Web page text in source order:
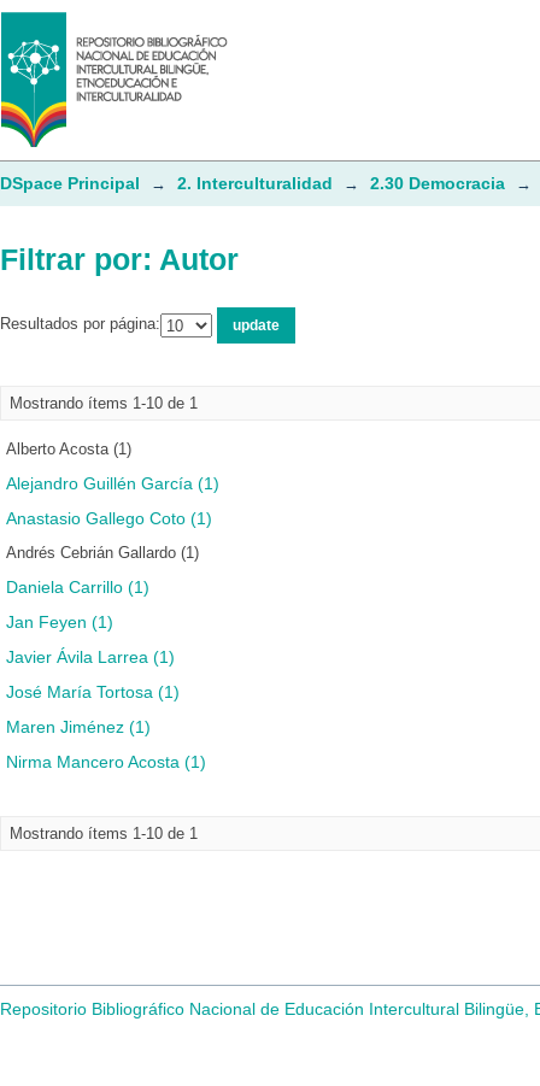
Filtrar por: Autor
DSpace Principal → 2. Interculturalidad → 2.30 Democracia →
Filtrar por: Autor
Resultados por página:
Mostrando ítems 1-10 de 1
Alberto Acosta (1)
Alejandro Guillén García (1)
Anastasio Gallego Coto (1)
Andrés Cebrián Gallardo (1)
Daniela Carrillo (1)
Jan Feyen (1)
Javier Ávila Larrea (1)
José María Tortosa (1)
Maren Jiménez (1)
Nirma Mancero Acosta (1)
Mostrando ítems 1-10 de 1
Repositorio Bibliográfico Nacional de Educación Intercultural